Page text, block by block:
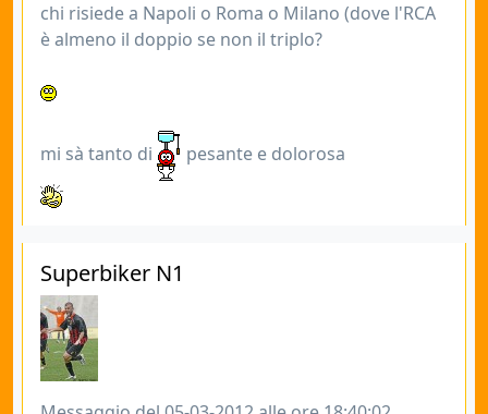
chi risiede a Napoli o Roma o Milano (dove l'RCA
è almeno il doppio se non il triplo?
mi sà tanto di pesante e dolorosa
Superbiker N1